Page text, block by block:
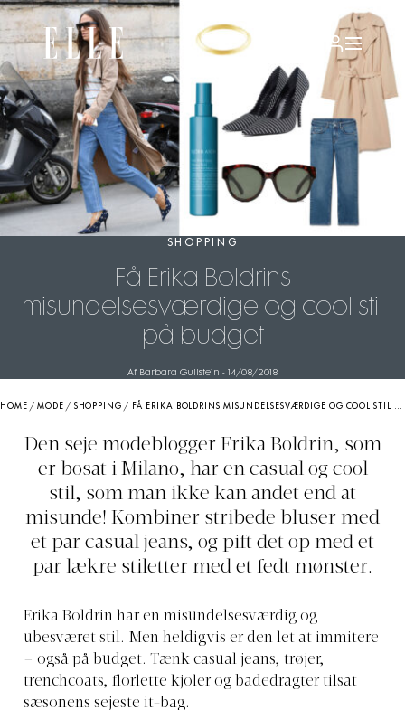
SHOPPING
Få Erika Boldrins
misundelsesværdige og cool stil
på budget
Af Barbara Gullstein - 14/08/2018
HOME /MODE / SHOPPING / FÅ ERIKA BOLDRINS MISUNDELSESVÆRDIGE OG COOL STIL PÅ BUDGET
Den seje modeblogger Erika Boldrin, som
er bosat i Milano, har en casual og cool
stil, som man ikke kan andet end at
misunde! Kombiner stribede bluser med
et par casual jeans, og pift det op med et
par lækre stiletter med et fedt mønster.
Erika Boldrin har en misundelsesværdig og
ubesværet stil. Men heldigvis er den let at immitere
– også på budget. Tænk casual jeans, trøjer,
trenchcoats, florlette kjoler og badedragter tilsat
sæsonens sejeste it-bag.